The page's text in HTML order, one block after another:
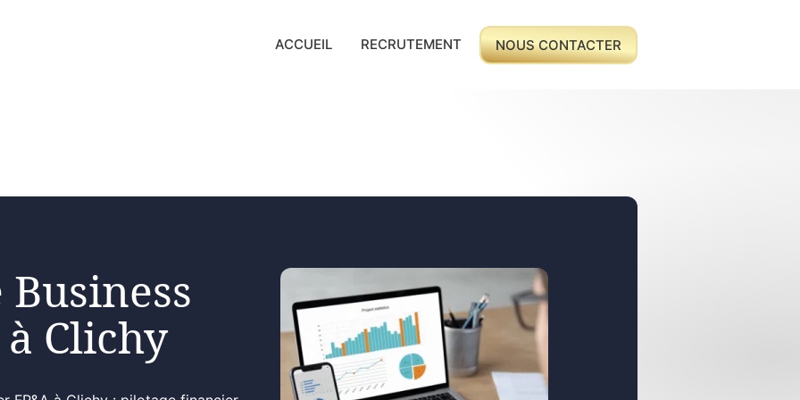
ACCUEIL RECRUTEMENT NOUS CONTACTER
Clichy